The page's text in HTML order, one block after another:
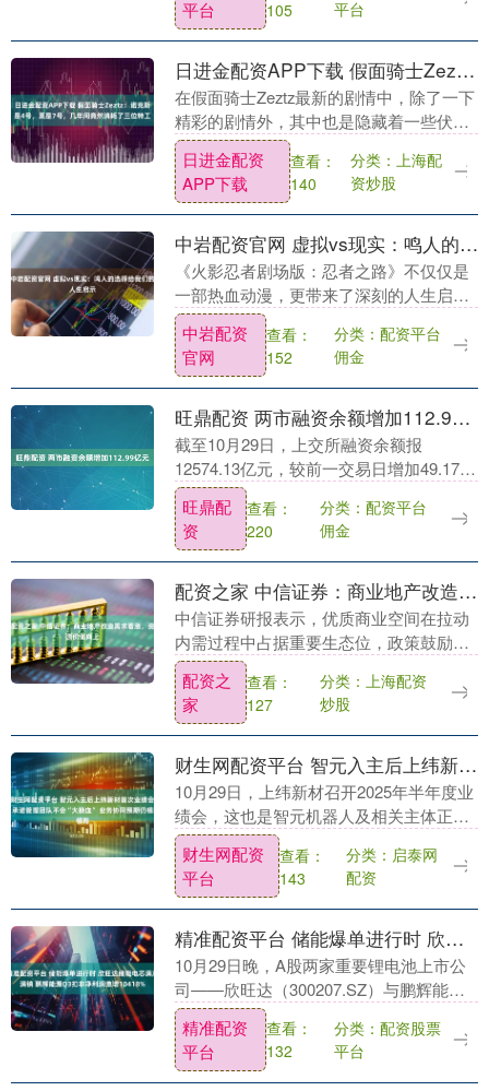
间，百余个金....
平台 105 平台
日进金配资APP下载 假面骑士Zeztz：诺克斯是4号，莫是7号，几年间竟然消耗了三位特工
在假面骑士Zeztz最新的剧情中，除了一下
精彩的剧情外，其中也是隐藏着一些伏
笔，我们一起来看看吧。 在剧中，通过了
司令官零之口，我们也是曾得知诺克斯就
是成就的特....
日进金配资
APP下载
查看：
140
分类：上海配
资炒股
中岩配资官网 虚拟vs现实：鸣人的选择给我们的人生启示
《火影忍者剧场版：忍者之路》不仅仅是
一部热血动漫，更带来了深刻的人生启
示：认清现实的残酷，不沉溺于虚假的美
好。 影片中，鸣人面临着一个艰难的选
择：是留在限定月读....
中岩配资
官网
查看：
152
分类：配资平台
佣金
旺鼎配资 两市融资余额增加112.99亿元
截至10月29日，上交所融资余额报
12574.13亿元，较前一交易日增加49.17亿
元；深交所融资余额报12232.49亿元，较
前一交易日增加63.82亿元；两....
旺鼎配
资
查看：
220
分类：配资平台
佣金
配资之家 中信证券：商业地产改造需求看涨，资源价值向上
中信证券研报表示，优质商业空间在拉动
内需过程中占据重要生态位，政策鼓励优
化增量、盘活存量，有利于头部的轻资产
商管公司通过接管存量改造订单持续扩大
其市占份额。而避....
配资之
家
查看：
127
分类：上海配资
炒股
财生网配资平台 智元入主后上纬新材首次业绩会：承诺管理团队不会“大换血” 业务协同预期仍模糊
10月29日，上纬新材召开2025年半年度业
绩会，这也是智元机器人及相关主体正式
入主公司后的首次投资者沟通会。 上纬新
材董事长蔡朝阳、总经理汪大卫、董秘兼
财务负....
财生网配资
平台
查看：
143
分类：启泰网
配资
精准配资平台 储能爆单进行时 欣旺达储能电芯满产满销 鹏辉能源Q3扣非净利润激增10418%
10月29日晚，A股两家重要锂电池上市公
司——欣旺达（300207.SZ）与鹏辉能源
（300438.SZ）相继交出2025年三季度成
绩单，受益于市场影响，两家公....
精准配资
平台
查看：
132
分类：配资股票
平台